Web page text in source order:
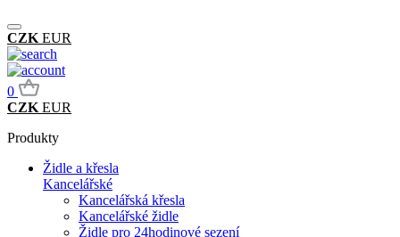
CZK EUR
0
CZK EUR
Produkty
Židle a křesla
Kancelářské
Kancelářská křesla
Kancelářské židle
Židle pro 24hodinové sezení